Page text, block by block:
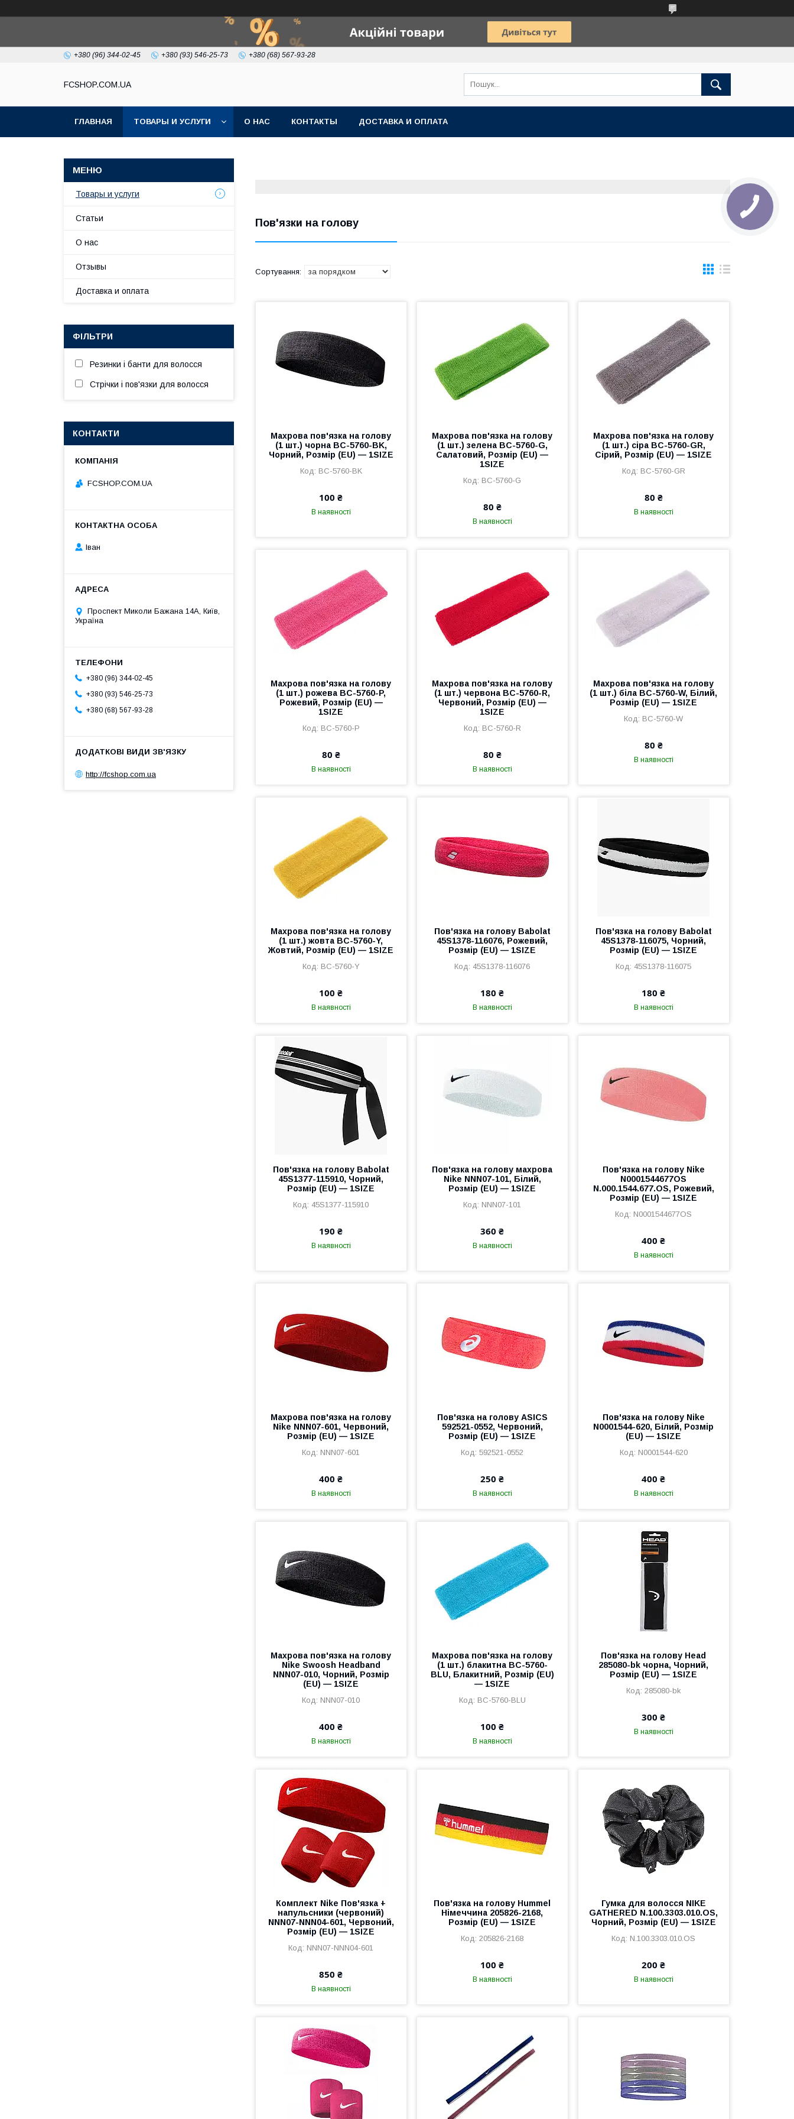
+380 (96) 344-02-45 +380 (93) 546-25-73 +380 (68) 567-93-28
FCSHOP.COM.UA
ГЛАВНАЯ ТОВАРЫ И УСЛУГИ О НАС КОНТАКТЫ ДОСТАВКА И ОПЛАТА
Пов'язки на голову
Махрова пов'язка на голову
(1 шт.) чорна BC-5760-BK,
Чорний, Розмір (EU) — 1SIZE
BC-5760-BK
100 ₴
В наявності
Махрова пов'язка на голову
(1 шт.) зелена BC-5760-G,
Салатовий, Розмір (EU) —
1SIZE
BC-5760-G
80 ₴
В наявності
Махрова пов'язка на голову
(1 шт.) сіра BC-5760-GR,
Сірий, Розмір (EU) — 1SIZE
BC-5760-GR
80 ₴
В наявності
Махрова пов'язка на голову
(1 шт.) рожева BC-5760-P,
Рожевий, Розмір (EU) —
1SIZE
BC-5760-P
80 ₴
В наявності
Махрова пов'язка на голову
(1 шт.) червона BC-5760-R,
Червоний, Розмір (EU) —
1SIZE
BC-5760-R
80 ₴
В наявності
Махрова пов'язка на голову
(1 шт.) біла BC-5760-W, Білий,
Розмір (EU) — 1SIZE
BC-5760-W
80 ₴
В наявності
Махрова пов'язка на голову
(1 шт.) жовта BC-5760-Y,
Жовтий, Розмір (EU) — 1SIZE
BC-5760-Y
100 ₴
В наявності
Пов'язка на голову Babolat
45S1378-116076, Рожевий,
Розмір (EU) — 1SIZE
45S1378-116076
180 ₴
В наявності
Пов'язка на голову Babolat
45S1378-116075, Чорний,
Розмір (EU) — 1SIZE
45S1378-116075
180 ₴
В наявності
Пов'язка на голову Babolat
45S1377-115910, Чорний,
Розмір (EU) — 1SIZE
45S1377-115910
190 ₴
В наявності
Пов'язка на голову махрова
Nike NNN07-101, Білий,
Розмір (EU) — 1SIZE
NNN07-101
360 ₴
В наявності
Пов'язка на голову Nike
N0001544677OS
N.000.1544.677.OS, Рожевий,
Розмір (EU) — 1SIZE
N0001544677OS
400 ₴
В наявності
Махрова пов'язка на голову
Nike NNN07-601, Червоний,
Розмір (EU) — 1SIZE
NNN07-601
400 ₴
В наявності
Пов'язка на голову ASICS
592521-0552, Червоний,
Розмір (EU) — 1SIZE
592521-0552
250 ₴
В наявності
Пов'язка на голову Nike
N0001544-620, Білий, Розмір
(EU) — 1SIZE
N0001544-620
400 ₴
В наявності
Махрова пов'язка на голову
Nike Swoosh Headband
NNN07-010, Чорний, Розмір
(EU) — 1SIZE
NNN07-010
400 ₴
В наявності
Махрова пов'язка на голову
(1 шт.) блакитна BC-5760-
BLU, Блакитний, Розмір (EU)
— 1SIZE
BC-5760-BLU
100 ₴
В наявності
Пов'язка на голову Head
285080-bk чорна, Чорний,
Розмір (EU) — 1SIZE
285080-bk
300 ₴
В наявності
Комплект Nike Пов'язка +
напульсники (червоний)
NNN07-NNN04-601, Червоний,
Розмір (EU) — 1SIZE
NNN07-NNN04-601
850 ₴
В наявності
Пов'язка на голову Нummel
Німеччина 205826-2168,
Розмір (EU) — 1SIZE
205826-2168
100 ₴
В наявності
Гумка для волосся NIKE
GATHERED N.100.3303.010.OS,
Чорний, Розмір (EU) — 1SIZE
N.100.3303.010.OS
200 ₴
В наявності
Товары и услуги
Статьи
О нас
Отзывы
Доставка и оплата
ФІЛЬТРИ
Резинки і банти для волосся
Стрічки і пов'язки для волосся
КОНТАКТИ
FCSHOP.COM.UA
Іван
Проспект Миколи Бажана 14А, Київ,
Україна
+380 (96) 344-02-45
+380 (93) 546-25-73
+380 (68) 567-93-28
http://fcshop.com.ua